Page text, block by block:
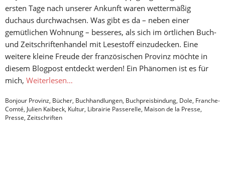
ersten Tage nach unserer Ankunft waren wettermäßig
duchaus durchwachsen. Was gibt es da – neben einer
gemütlichen Wohnung – besseres, als sich im örtlichen Buch-
und Zeitschriftenhandel mit Lesestoff einzudecken. Eine
weitere kleine Freude der französischen Provinz möchte in
diesem Blogpost entdeckt werden! Ein Phänomen ist es für
mich, Weiterlesen…
Bonjour Provinz, Bücher, Buchhandlungen, Buchpreisbindung, Dole, Franche-
Comté, Julien Kaibeck, Kultur, Librairie Passerelle, Maison de la Presse,
Presse, Zeitschriften